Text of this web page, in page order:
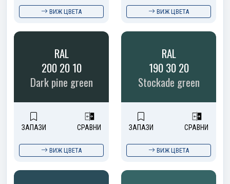
ВИЖ ЦВЕТА ВИЖ ЦВЕТА
RAL
200 20 10
Dark pine green
ЗАПАЗИ СРАВНИ
ВИЖ ЦВЕТА
RAL
190 30 20
Stockade green
ЗАПАЗИ СРАВНИ
ВИЖ ЦВЕТА